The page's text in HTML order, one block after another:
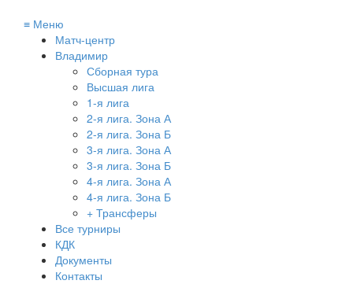
≡ Меню
Матч-центр
Владимир
Сборная тура
Высшая лига
1-я лига
2-я лига. Зона А
2-я лига. Зона Б
3-я лига. Зона А
3-я лига. Зона Б
4-я лига. Зона А
4-я лига. Зона Б
+ Трансферы
Все турниры
КДК
Документы
Контакты